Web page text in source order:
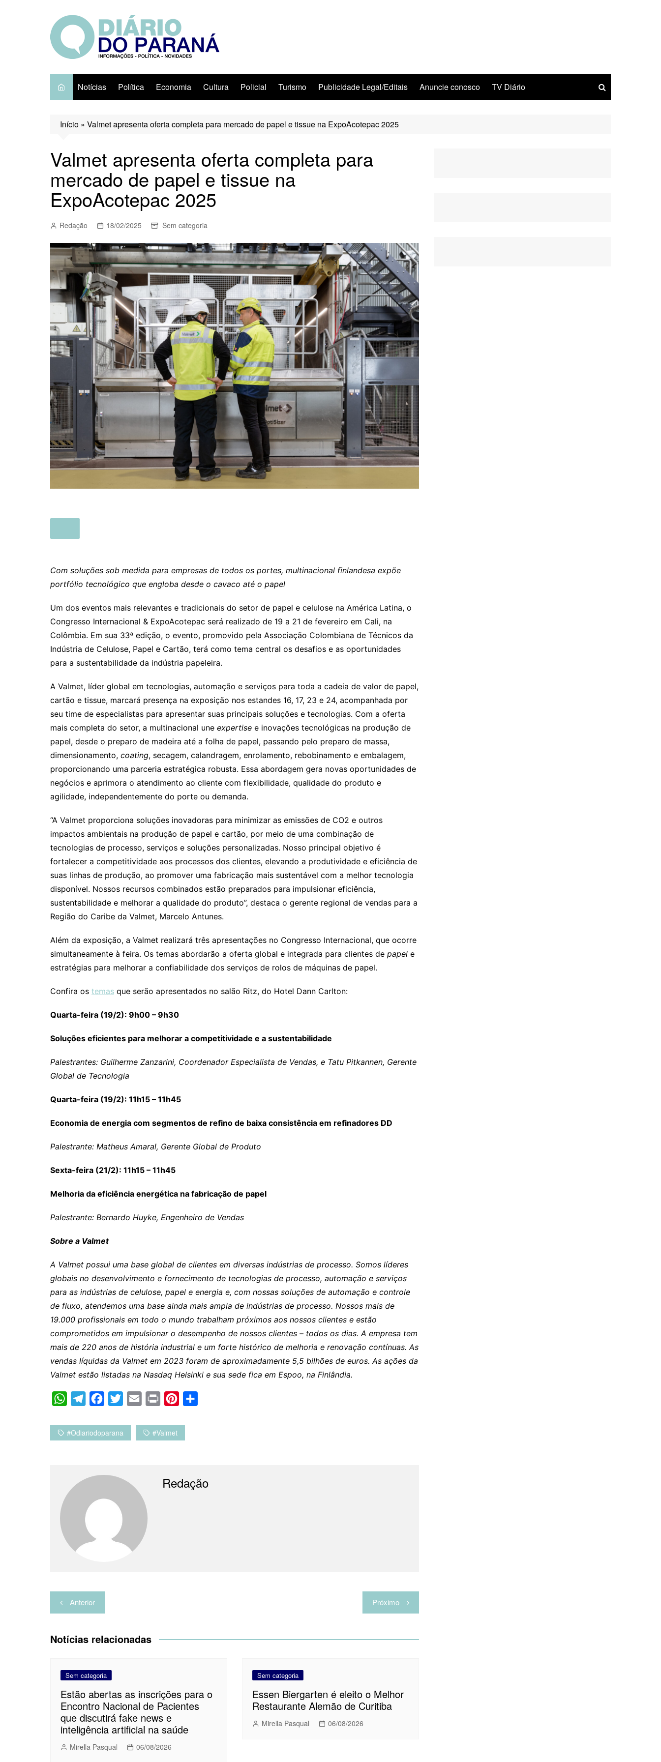
Notícias Política Economia Cultura Policial Turismo Publicidade Legal/Editais Anuncie conosco TV Diário
Início » Valmet apresenta oferta completa para mercado de papel e tissue na ExpoAcotepac 2025
Valmet apresenta oferta completa para
mercado de papel e tissue na
ExpoAcotepac 2025
Redação 18/02/2025 Sem categoria
Com soluções sob medida para empresas de todos os portes, multinacional finlandesa expõe
portfólio tecnológico que engloba desde o cavaco até o papel
Um dos eventos mais relevantes e tradicionais do setor de papel e celulose na América Latina, o
Congresso Internacional & ExpoAcotepac será realizado de 19 a 21 de fevereiro em Cali, na
Colômbia. Em sua 33ª edição, o evento, promovido pela Associação Colombiana de Técnicos da
Indústria de Celulose, Papel e Cartão, terá como tema central os desafios e as oportunidades
para a sustentabilidade da indústria papeleira.
A Valmet, líder global em tecnologias, automação e serviços para toda a cadeia de valor de papel,
cartão e tissue, marcará presença na exposição nos estandes 16, 17, 23 e 24, acompanhada por
seu time de especialistas para apresentar suas principais soluções e tecnologias. Com a oferta
mais completa do setor, a multinacional une expertise e inovações tecnológicas na produção de
papel, desde o preparo de madeira até a folha de papel, passando pelo preparo de massa,
dimensionamento, coating, secagem, calandragem, enrolamento, rebobinamento e embalagem,
proporcionando uma parceria estratégica robusta. Essa abordagem gera novas oportunidades de
negócios e aprimora o atendimento ao cliente com flexibilidade, qualidade do produto e
agilidade, independentemente do porte ou demanda.
“A Valmet proporciona soluções inovadoras para minimizar as emissões de CO2 e outros
impactos ambientais na produção de papel e cartão, por meio de uma combinação de
tecnologias de processo, serviços e soluções personalizadas. Nosso principal objetivo é
fortalecer a competitividade aos processos dos clientes, elevando a produtividade e eficiência de
suas linhas de produção, ao promover uma fabricação mais sustentável com a melhor tecnologia
disponível. Nossos recursos combinados estão preparados para impulsionar eficiência,
sustentabilidade e melhorar a qualidade do produto”, destaca o gerente regional de vendas para a
Região do Caribe da Valmet, Marcelo Antunes.
Além da exposição, a Valmet realizará três apresentações no Congresso Internacional, que ocorre
simultaneamente à feira. Os temas abordarão a oferta global e integrada para clientes de papel e
estratégias para melhorar a confiabilidade dos serviços de rolos de máquinas de papel.
Confira os temas que serão apresentados no salão Ritz, do Hotel Dann Carlton:
Quarta-feira (19/2): 9h00 – 9h30
Soluções eficientes para melhorar a competitividade e a sustentabilidade
Palestrantes: Guilherme Zanzarini, Coordenador Especialista de Vendas, e Tatu Pitkannen, Gerente
Global de Tecnologia
Quarta-feira (19/2): 11h15 – 11h45
Economia de energia com segmentos de refino de baixa consistência em refinadores DD
Palestrante: Matheus Amaral, Gerente Global de Produto
Sexta-feira (21/2): 11h15 – 11h45
Melhoria da eficiência energética na fabricação de papel
Palestrante: Bernardo Huyke, Engenheiro de Vendas
Sobre a Valmet
A Valmet possui uma base global de clientes em diversas indústrias de processo. Somos líderes
globais no desenvolvimento e fornecimento de tecnologias de processo, automação e serviços
para as indústrias de celulose, papel e energia e, com nossas soluções de automação e controle
de fluxo, atendemos uma base ainda mais ampla de indústrias de processo. Nossos mais de
19.000 profissionais em todo o mundo trabalham próximos aos nossos clientes e estão
comprometidos em impulsionar o desempenho de nossos clientes – todos os dias. A empresa tem
mais de 220 anos de história industrial e um forte histórico de melhoria e renovação contínuas. As
vendas líquidas da Valmet em 2023 foram de aproximadamente 5,5 bilhões de euros. As ações da
Valmet estão listadas na Nasdaq Helsinki e sua sede fica em Espoo, na Finlândia.
W
a
t
p
l
e
m
c
e
k
i
t
a
i
i
n
n
t
e
t
#odiariodoparana #valmet
Redação
Navegação
de
Post
Anterior Próximo
Notícias relacionadas
Sem categoria
Estão abertas as inscrições para o
Encontro Nacional de Pacientes
que discutirá fake news e
inteligência artificial na saúde
Mirella Pasqual 06/08/2026
Sem categoria
Essen Biergarten é eleito o Melhor
Restaurante Alemão de Curitiba
Mirella Pasqual 06/08/2026